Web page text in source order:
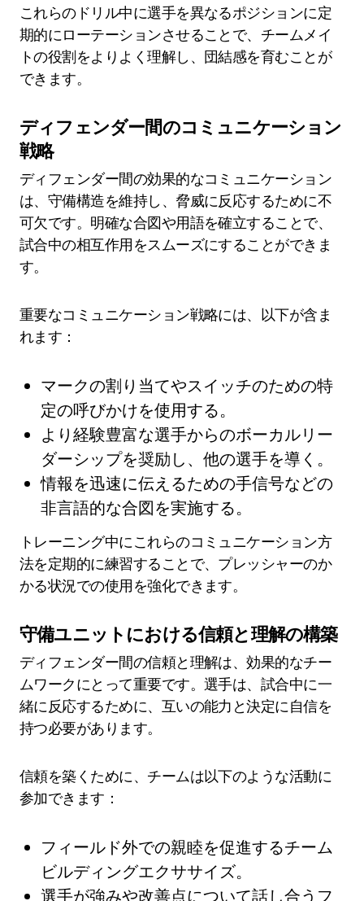
これらのドリル中に選手を異なるポジションに定
期的にローテーションさせることで、チームメイ
トの役割をよりよく理解し、団結感を育むことが
できます。
ディフェンダー間のコミュニケーション
戦略
ディフェンダー間の効果的なコミュニケーション
は、守備構造を維持し、脅威に反応するために不
可欠です。明確な合図や用語を確立することで、
試合中の相互作用をスムーズにすることができま
す。
重要なコミュニケーション戦略には、以下が含ま
れます：
マークの割り当てやスイッチのための特
定の呼びかけを使用する。
より経験豊富な選手からのボーカルリー
ダーシップを奨励し、他の選手を導く。
情報を迅速に伝えるための手信号などの
非言語的な合図を実施する。
トレーニング中にこれらのコミュニケーション方
法を定期的に練習することで、プレッシャーのか
かる状況での使用を強化できます。
守備ユニットにおける信頼と理解の構築
ディフェンダー間の信頼と理解は、効果的なチー
ムワークにとって重要です。選手は、試合中に一
緒に反応するために、互いの能力と決定に自信を
持つ必要があります。
信頼を築くために、チームは以下のような活動に
参加できます：
フィールド外での親睦を促進するチーム
ビルディングエクササイズ。
選手が強みや改善点について話し合うフ